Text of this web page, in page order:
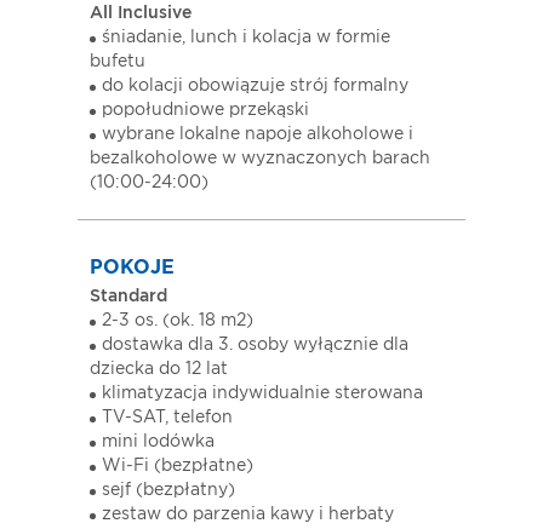
All Inclusive
śniadanie, lunch i kolacja w formie
bufetu
do kolacji obowiązuje strój formalny
popołudniowe przekąski
wybrane lokalne napoje alkoholowe i
bezalkoholowe w wyznaczonych barach
(10:00-24:00)
POKOJE
Standard
2-3 os. (ok. 18 m2)
dostawka dla 3. osoby wyłącznie dla
dziecka do 12 lat
klimatyzacja indywidualnie sterowana
TV-SAT, telefon
mini lodówka
Wi-Fi (bezpłatne)
sejf (bezpłatny)
zestaw do parzenia kawy i herbaty